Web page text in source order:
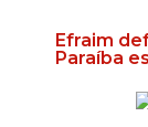
Efraim
Paraíba